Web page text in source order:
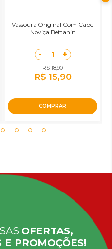
Vassoura Original Com Cabo
Noviça Bettanin
- 1 +
R$ 18,90
R$ 15,90
COMPRAR
OFERTAS,
PROMOÇÕES!